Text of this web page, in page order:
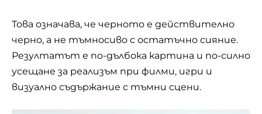
Това означава, че черното е действително
черно, а не тъмносиво с остатъчно сияние.
Резултатът е по-дълбока картина и по-силно
усещане за реализъм при филми, игри и
визуално съдържание с тъмни сцени.